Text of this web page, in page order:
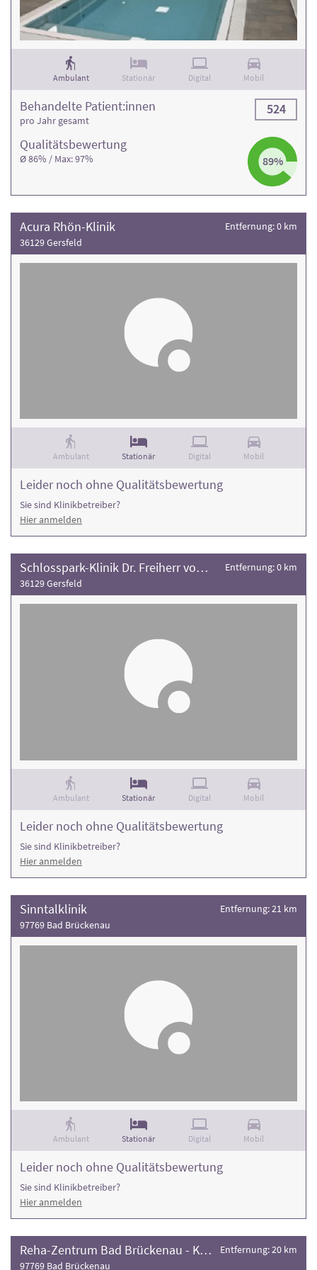
Ambulant Stationär Digital Mobil
Qualitäts­bewertung
Ø 86% / Max: 97% 89%
Behandelte Patient:innen
pro Jahr gesamt
524
Acura Rhön-Klinik
36129 Gersfeld
Entfernung: 0 km
Ambulant Stationär Digital Mobil
Leider noch ohne Qualitätsbewertung
Sie sind Klinikbetreiber?
Hier anmelden
Schlosspark-Klinik Dr. Freiherr von Rosen
36129 Gersfeld
Entfernung: 0 km
Ambulant Stationär Digital Mobil
Leider noch ohne Qualitätsbewertung
Sie sind Klinikbetreiber?
Hier anmelden
Sinntalklinik
97769 Bad Brückenau
Entfernung: 21 km
Ambulant Stationär Digital Mobil
Leider noch ohne Qualitätsbewertung
Sie sind Klinikbetreiber?
Hier anmelden
Reha-Zentrum Bad Brückenau - Klinik Hartwald
97769 Bad Brückenau
Entfernung: 20 km